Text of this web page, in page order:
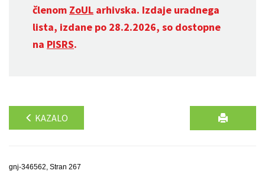
členom ZoUL arhivska. Izdaje uradnega
lista, izdane po 28.2.2026, so dostopne
na PISRS.
KAZALO
gnj-346562, Stran 267